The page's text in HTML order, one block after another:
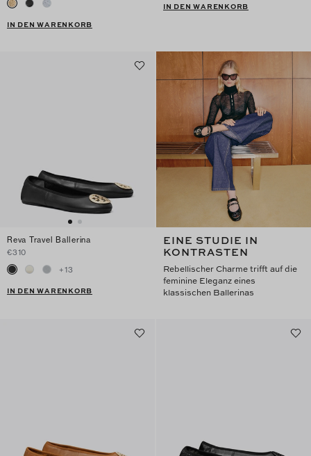
IN DEN WARENKORB
IN DEN WARENKORB
Reva Travel Ballerina
€310
+13
IN DEN WARENKORB
EINE STUDIE IN
KONTRASTEN
Rebellischer Charme trifft auf die
feminine Eleganz eines
klassischen Ballerinas